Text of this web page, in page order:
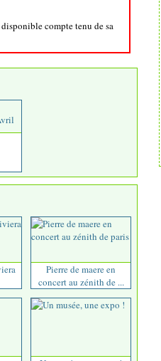
compte tenu de sa
Pierre de maere en
concert au zénith de ...